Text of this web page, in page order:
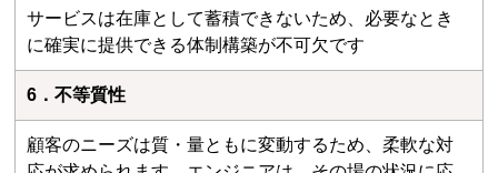
サービスは在庫として蓄積できないため、必要なとき
に確実に提供できる体制構築が不可欠です
6．不等質性
顧客のニーズは質・量ともに変動するため、柔軟な対